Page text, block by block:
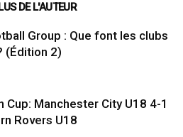
DE L'AUTEUR
Group : Que font les clubs
(Édition 2)
Cup: Manchester City U18 4-1
Rovers U18